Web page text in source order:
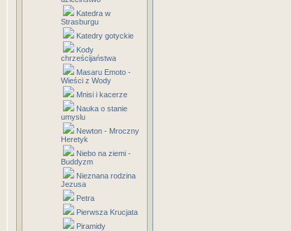
Katedra w
Strasburgu
Katedry gotyckie
Kody
chrześcijaństwa
Masaru Emoto -
Wieści z Wody
Mnisi i kacerze
Nauka o stanie
umyslu
Newton - Mroczny
Heretyk
Niebo na ziemi -
Buddyzm
Nieznana rodzina
Jezusa
Petra
Pierwsza Krucjata
Piramidy